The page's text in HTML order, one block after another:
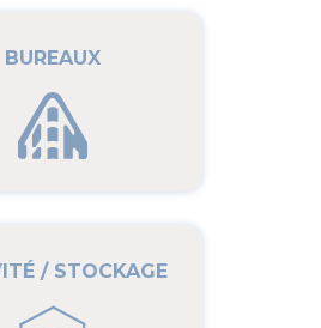
BUREAUX
/ STOCKAGE